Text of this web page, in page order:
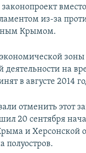
из-за
Крымом.
деятельности на
в августе 2014
отменить этот
20 сентября
и Херсонской
полуостров.